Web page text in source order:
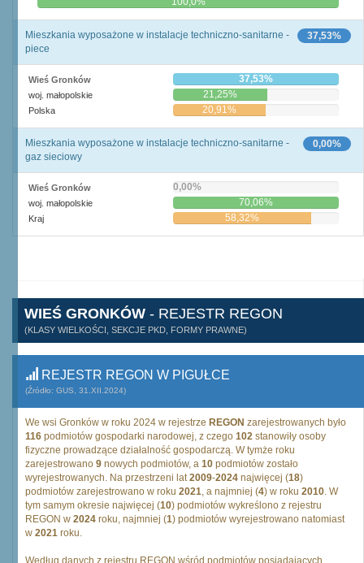
37,53%
Mieszkania wyposażone w instalacje techniczno-sanitarne -
piece
Wieś Gronków 37,53%
woj. małopolskie 21,25%
Polska 20,91%
0,00%
Mieszkania wyposażone w instalacje techniczno-sanitarne -
gaz sieciowy
Wieś Gronków 0,00%
woj. małopolskie 70,06%
Kraj 58,32%
WIEŚ GRONKÓW - REJESTR REGON
(KLASY WIELKOŚCI, SEKCJE PKD, FORMY PRAWNE)
REJESTR REGON W PIGUŁCE
(Źródło: GUS, 31.XII.2024)
We wsi Gronków w roku 2024 w rejestrze REGON zarejestrowanych było
116 podmiotów gospodarki narodowej, z czego 102 stanowiły osoby
fizyczne prowadzące działalność gospodarczą. W tymże roku
zarejestrowano 9 nowych podmiotów, a 10 podmiotów zostało
wyrejestrowanych. Na przestrzeni lat2009-2024 najwięcej (18)
podmiotów zarejestrowano w roku 2021, a najmniej (4) w roku 2010. W
tym samym okresie najwięcej (10) podmiotów wykreślono z rejestru
REGON w 2024 roku, najmniej (1) podmiotów wyrejestrowano natomiast
w 2021 roku.
Według danych z rejestru REGON wśród podmiotów posiadających